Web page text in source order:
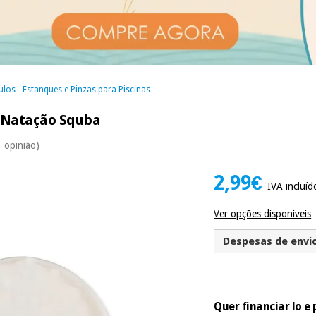
- Estanques e Pinzas para Piscinas
Squba
opinião)
2,99€IVA
Ver opções disponiveis
Despesas de
Quer financiar lo e